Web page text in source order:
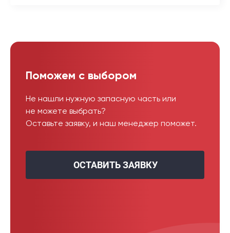
Поможем с выбором
Не нашли нужную запасную часть или
не можете выбрать?
Оставьте заявку, и наш менеджер поможет.
ОСТАВИТЬ ЗАЯВКУ